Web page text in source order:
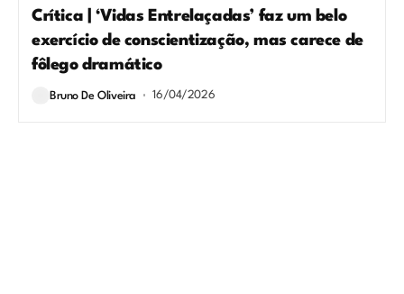
Crítica | ‘Vidas Entrelaçadas’ faz um belo
exercício de conscientização, mas carece de
fôlego dramático
Bruno De Oliveira 16/04/2026